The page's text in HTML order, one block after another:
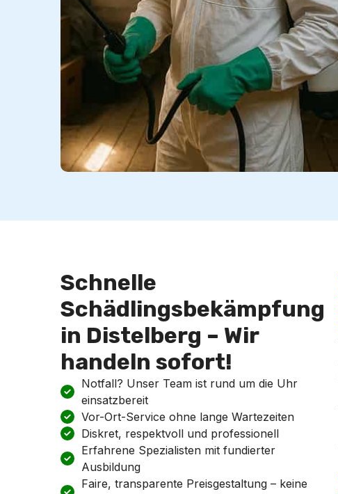
Schnelle
Schädlingsbekämpfung
in Distelberg – Wir
handeln sofort!
Notfall? Unser Team ist rund um die Uhr
einsatzbereit
Vor-Ort-Service ohne lange Wartezeiten
Diskret, respektvoll und professionell
Erfahrene Spezialisten mit fundierter
Ausbildung
Faire, transparente Preisgestaltung – keine